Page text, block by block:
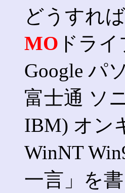
どうすれ
MO ドラ
Google パ
富士通 ソ
IBM) オン
WinNT
一言」を